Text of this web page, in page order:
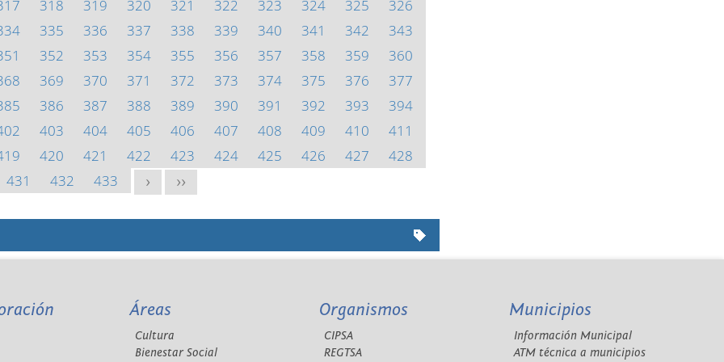
318 319 320 321 322 323 324 325
326
335 336 337 338 339 340 341 342
343
352 353 354 355 356 357 358 359
360
369 370 371 372 373 374 375 376
377
386 387 388 389 390 391 392 393
394
403 404 405 406 407 408 409 410
411
420 421 422 423 424 425 426 427
428
431
432 433 > >>
Áreas
Cultura
Bienestar Social
Organismos
CIPSA
REGTSA
Municipios
Información Municipal
ATM técnica a municipios